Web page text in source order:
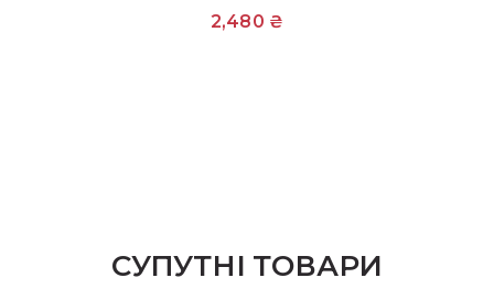
2,480 ₴
СУПУТНІ ТОВАРИ